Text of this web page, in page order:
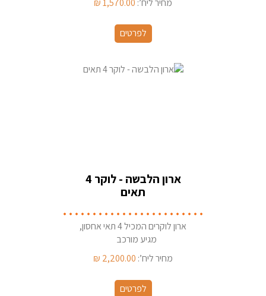
מחיר ליח’: 1,570.00
₪
לפרטים
ארון הלבשה - לוקר 4
תאים
ארון לוקרים המכיל 4 תאי אחסון,
מגיע מורכב
מחיר ליח’: 2,200.00
₪
לפרטים